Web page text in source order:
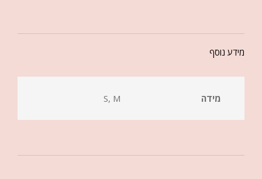
מידע נוסף
מידה S, M